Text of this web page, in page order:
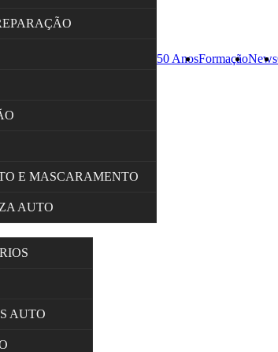
E MASCARAMENTO
AUTO
AUTO
50 AnosFormaçãoNews